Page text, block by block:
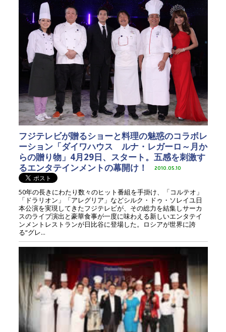
フジテレビが贈るショーと料理の魅惑のコラボレ
ーション「ダイワハウス ルナ・レガーロ～月か
らの贈り物」4月29日、スタート。五感を刺激す
るエンタテインメントの幕開け！
2010.05.10
50年の長きにわたり数々のヒット番組を手掛け、「コルテオ」
「ドラリオン」「アレグリア」などシルク・ドゥ・ソレイユ日
本公演を実現してきたフジテレビが、その総力を結集しサーカ
スのライブ演出と豪華食事が一度に味わえる新しいエンタテイ
ンメントレストランが日比谷に登場した。ロシアが世界に誇
る“グレ...